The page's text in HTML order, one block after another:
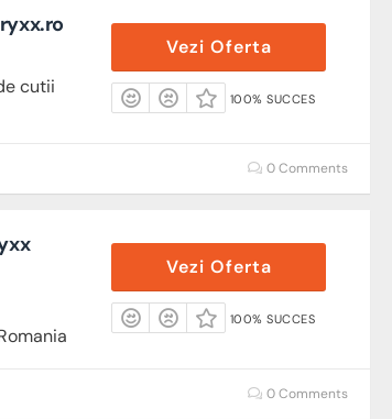
cutii
Vezi Oferta
100% SUCCES
0 Comments
Vezi Oferta
100% SUCCES
0 Comments